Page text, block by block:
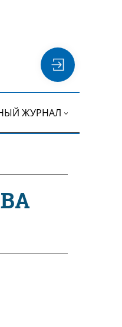
ЖУРНАЛ